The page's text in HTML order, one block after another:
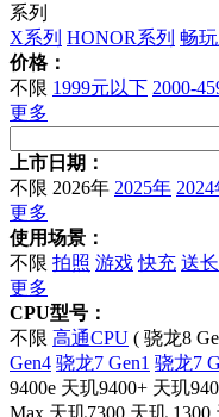
系列
X系列 HONOR系列 畅
价格：
不限 1999元以下 2000-
更多
上市日期：
不限 2026年 2025年 2024
更多
使用场景：
不限 拍照 游戏 快充 送
更多
CPU型号：
不限 高通CPU ( 骁龙8
Gen4 骁龙7 Gen1 骁龙7
9400e 天玑9400+ 天玑